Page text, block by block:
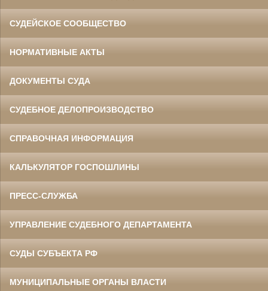
СУДЕЙСКОЕ СООБЩЕСТВО
НОРМАТИВНЫЕ АКТЫ
ДОКУМЕНТЫ СУДА
СУДЕБНОЕ ДЕЛОПРОИЗВОДСТВО
СПРАВОЧНАЯ ИНФОРМАЦИЯ
КАЛЬКУЛЯТОР ГОСПОШЛИНЫ
ПРЕСС-СЛУЖБА
УПРАВЛЕНИЕ СУДЕБНОГО ДЕПАРТАМЕНТА
СУДЫ СУБЪЕКТА РФ
МУНИЦИПАЛЬНЫЕ ОРГАНЫ ВЛАСТИ